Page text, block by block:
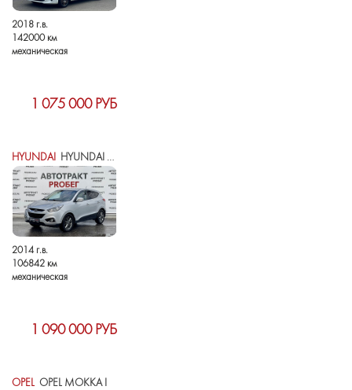
2018 г.в.
142000 км
механическая
1 075 000 РУБ
HYUNDAI HYUNDAI IX35 I РЕСТАЙЛИНГ
2014 г.в.
106842 км
механическая
1 090 000 РУБ
OPEL OPEL MOKKA I